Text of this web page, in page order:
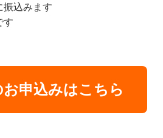
振込みます
す
申込みはこちら